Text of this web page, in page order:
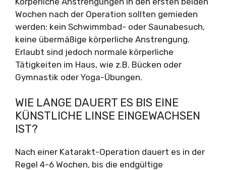
Wochen nach der Operation sollten gemieden
werden: kein Schwimmbad- oder Saunabesuch,
keine übermäßige körperliche Anstrengung.
Erlaubt sind jedoch normale körperliche
Tätigkeiten im Haus, wie z.B. Bücken oder
Gymnastik oder Yoga-Übungen.
WIE LANGE DAUERT ES BIS EINE
KÜNSTLICHE LINSE EINGEWACHSEN
IST?
Nach einer Katarakt-Operation dauert es in der
Regel 4-6 Wochen, bis die endgültige